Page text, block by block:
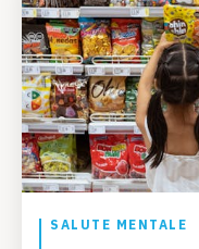
SALUTE MENTALE